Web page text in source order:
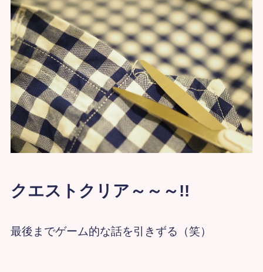
クエストクリア～～～!!
最後までゲーム的な話を引きずる（笑）